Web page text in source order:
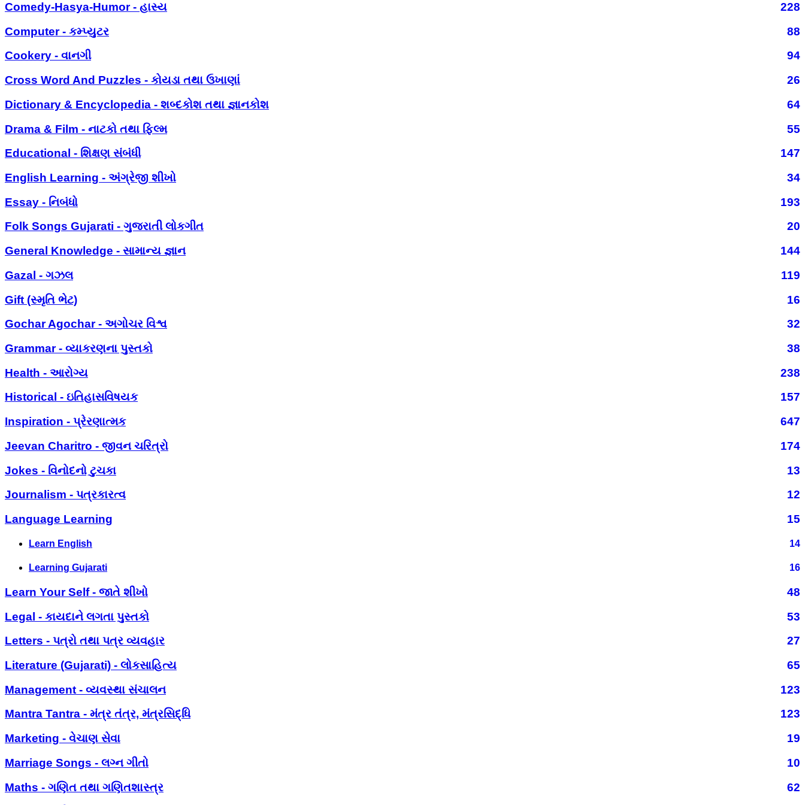
Comedy-Hasya-Humor - હાસ્ય
228
Computer - કમ્પ્યુટર
88
Cookery - વાનગી
94
Cross Word And Puzzles - કોયડા તથા ઉખાણાં
26
Dictionary & Encyclopedia - શબ્દકોશ તથા જ્ઞાનકોશ
64
Drama & Film - નાટકો તથા ફિલ્મ
55
Educational - શિક્ષણ સંબંધી
147
English Learning - અંગ્રેજી શીખો
34
Essay - નિબંધો
193
Folk Songs Gujarati - ગુજરાતી લોકગીત
20
General Knowledge - સામાન્ય જ્ઞાન
144
Gazal - ગઝલ
119
Gift (સ્મૃતિ ભેટ)
16
Gochar Agochar - અગોચર વિશ્વ
32
Grammar - વ્યાકરણના પુસ્તકો
38
Health - આરોગ્ય
238
Historical - ઇતિહાસવિષયક
157
Inspiration - પ્રેરણાત્મક
647
Jeevan Charitro - જીવન ચરિત્રો
174
Jokes - વિનોદનો ટુચકા
13
Journalism - પત્રકારત્વ
12
Language Learning
15
Learn English 14
Learning Gujarati 16
Learn Your Self - જાતે શીખો
48
Legal - કાયદાને લગતા પુસ્તકો
53
Letters - પત્રો તથા પત્ર વ્યવહાર
27
Literature (Gujarati) - લોકસાહિત્ય
65
Management - વ્યવસ્થા સંચાલન
123
Mantra Tantra - મંત્ર તંત્ર, મંત્રસિદ્ધિ
123
Marketing - વેચાણ સેવા
19
Marriage Songs - લગ્ન ગીતો
10
Maths - ગણિત તથા ગણિતશાસ્ત્ર
62